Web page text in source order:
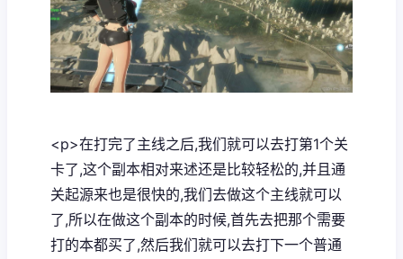
<p>在打完了主线之后,我们就可以去打第1个关
卡了,这个副本相对来述还是比较轻松的,并且通
关起源来也是很快的,我们去做这个主线就可以
了,所以在做这个副本的时候,首先去把那个需要
打的本都买了,然后我们就可以去打下一个普通